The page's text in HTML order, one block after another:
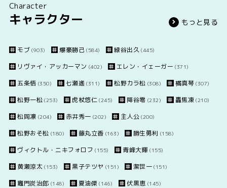
Character
キャラクター もっと見る
モブ (903) 爆豪勝己 (584) 緑谷出久 (445)
リヴァイ・アッカーマン (402) エレン・イェーガー (371)
五条悟 (350) 七瀬遙 (311) 松野カラ松 (308) 橘真琴 (307)
松野一松 (253) 虎杖悠仁 (245) 降谷零 (232) 轟焦凍 (210)
松岡凛 (204) 赤井秀一 (202) 主人公 (200)
松野おそ松 (180) 藤丸立香 (163) 勝生勇利 (158)
ヴィクトル・ニキフォロフ (155) 青峰大輝 (155)
黄瀬涼太 (153) 黒子テツヤ (151) 潔世一 (151)
竈門炭治郎 (148) 夏油傑 (146) 伏黒恵 (145)